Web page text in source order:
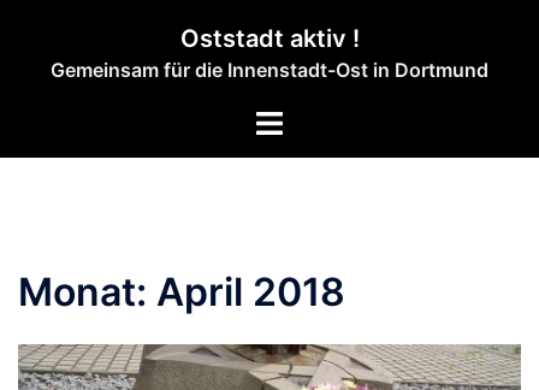
springen
Oststadt aktiv !
Gemeinsam für die Innenstadt-Ost in Dortmund
Menü
Monat: April 2018